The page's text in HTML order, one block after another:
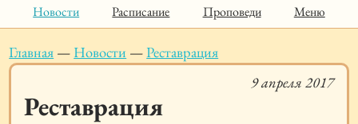
Новости Расписание Проповеди Меню
Главная — Новости —Реставрация
9 апреля 2017
Реставрация